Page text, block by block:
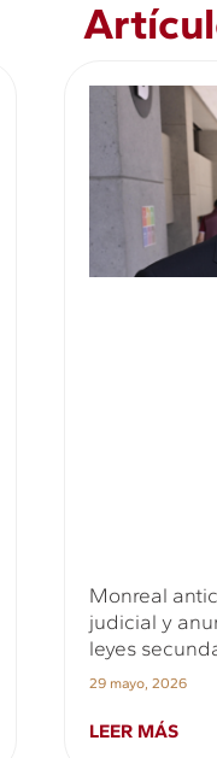
Monreal
judicial y
leyes
29 mayo, 2026
LEER MÁS